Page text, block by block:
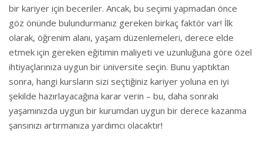
bir kariyer için beceriler. Ancak, bu seçimi yapmadan önce
göz önünde bulundurmanız gereken birkaç faktör var! İlk
olarak, öğrenim alanı, yaşam düzenlemeleri, derece elde
etmek için gereken eğitimin maliyeti ve uzunluğuna göre özel
ihtiyaçlarınıza uygun bir üniversite seçin. Bunu yaptıktan
sonra, hangi kursların sizi seçtiğiniz kariyer yoluna en iyi
şekilde hazırlayacağına karar verin – bu, daha sonraki
yaşamınızda uygun bir kurumdan uygun bir derece kazanma
şansınızı artırmanıza yardımcı olacaktır!